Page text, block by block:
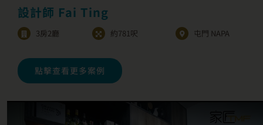
設計師 Fai Ting
3房2廳 約781呎 屯門 NAPA
點擊查看更多案例